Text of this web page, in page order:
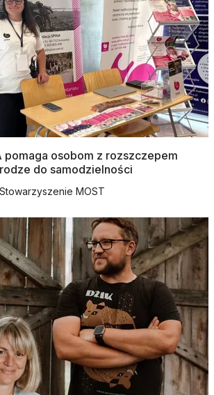
pomaga osobom z rozszczepem
do samodzielności
MOST